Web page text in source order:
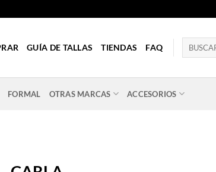
GUÍA DE TALLAS TIENDAS FAQ
Buscar
FORMAL OTRAS MARCAS ACCESORIOS